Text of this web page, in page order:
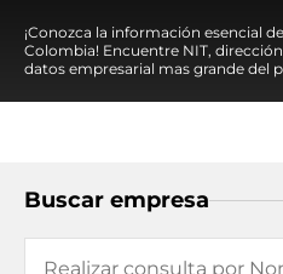
¡Conozca la información esencial
Colombia! Encuentre NIT,
datos empresarial mas grande del
Buscar empresa